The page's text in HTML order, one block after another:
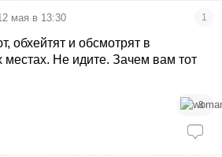
мая в 13:30 1
обхейтят и обсмотрят в
местах. Не идите. Зачем вам тот
3